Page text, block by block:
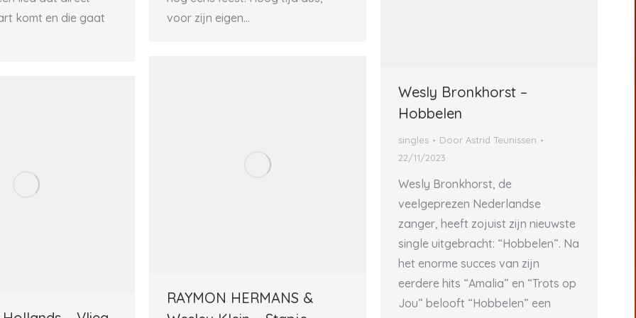
komt en die gaat
voor zijn eigen…
Wesly Bronkhorst –
Hobbelen
singles Door Astrid Teunissen
22/11/2023
Wesly Bronkhorst, de
veelgeprezen Nederlandse
zanger, heeft zojuist zijn nieuwste
single uitgebracht: “Hobbelen”. Na
het enorme succes van zijn
eerdere hits “Amalia” en “Trots op
Jou” belooft “Hobbelen” een
RAYMON HERMANS &